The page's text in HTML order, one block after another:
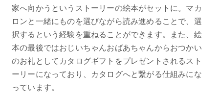
家へ向かうというストーリーの絵本がセットに。マカ
ロンと一緒にものを選びながら読み進めることで、選
択するという経験を重ねることができます。また、絵
本の最後ではおじいちゃんおばあちゃんからおつかい
のお礼としてカタログギフトをプレゼントされるスト
ーリーになっており、カタログへと繋がる仕組みにな
っています。